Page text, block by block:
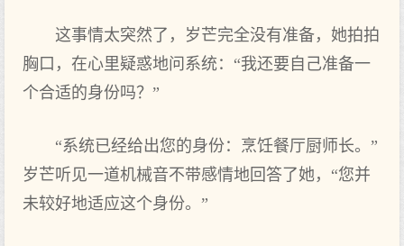
这事情太突然了，岁芒完全没有准备，她拍拍
胸口，在心里疑惑地问系统：“我还要自己准备一
个合适的身份吗？”
“系统已经给出您的身份：烹饪餐厅厨师长。”
岁芒听见一道机械音不带感情地回答了她，“您并
未较好地适应这个身份。”